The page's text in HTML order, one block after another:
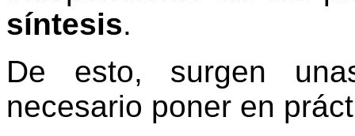
síntesis.
De esto, surgen
necesario poner en